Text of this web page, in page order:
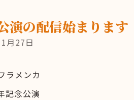
演の配信始まります
月27日
ラメンカ
記念公演